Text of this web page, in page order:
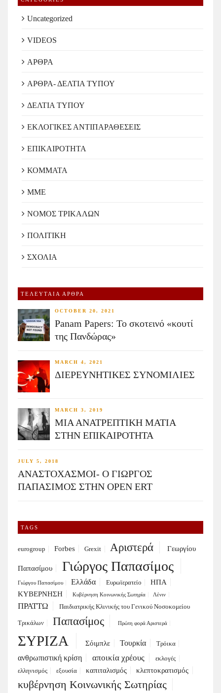
Uncategorized
VIDEOS
ΑΡΘΡΑ
ΑΡΘΡΑ- ΔΕΛΤΙΑ ΤΥΠΟΥ
ΔΕΛΤΙΑ ΤΥΠΟΥ
ΕΚΛΟΓΙΚΕΣ ΑΝΤΙΠΑΡΑΘΕΣΕΙΣ
ΕΠΙΚΑΙΡΟΤΗΤΑ
ΚΟΜΜΑΤΑ
ΜΜΕ
ΝΟΜΟΣ ΤΡΙΚΑΛΩΝ
ΠΟΛΙΤΙΚΗ
ΣΧΟΛΙΑ
ΤΕΛΕΥΤΑΙΑ ΑΡΘΡΑ
OCTOBER 20, 2021
Panam Papers: Το σκοτεινό «κουτί
της Πανδώρας»
MARCH 4, 2021
ΔΙΕΡΕΥΝΗΤΙΚΕΣ ΣΥΝΟΜΙΛΙΕΣ
MARCH 3, 2019
ΜΙΑ ΑΝΑΤΡΕΠΤΙΚΗ ΜΑΤΙΑ
ΣΤΗΝ ΕΠΙΚΑΙΡΟΤΗΤΑ
JULY 5, 2018
ΑΝΑΣΤΟΧΑΣΜΟΙ- Ο ΓΙΩΡΓΟΣ
ΠΑΠΑΣΙΜΟΣ ΣΤΗΝ OPEN ERT
TAGS
eurogroup Forbes Grexit Αριστερά Γεωργίου
Παπασίμου Γιώργος Παπασίμος
Γιώργου Παπασίμου Ελλάδα Ευρωϊερατείο
ΗΠΑ
ΚΥΒΕΡΝΗΣΗ
Κυβέρνηση Κοινωνικής Σωτηρία Λένιν
ΠΡΑΤΤΩ Παιδιατρικής Κλινικής του Γενικού Νοσοκομείου
Τρικάλων Παπασίμος Πρώτη φορά Αριστερά
ΣΥΡΙΖΑ Σόιμπλε Τουρκία Τρόικα
ανθρωπιστική κρίση αποικία χρέους
εκλογές
ελληνισμός
εξουσία καπιταλισμός κλεπτοκρατισμός
κυβέρνηση Κοινωνικής Σωτηρίας